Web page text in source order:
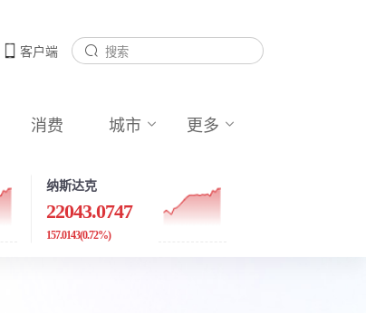
客户端
消费 城市 更多
纳斯达克
22043.0747
157.0143(0.72%)